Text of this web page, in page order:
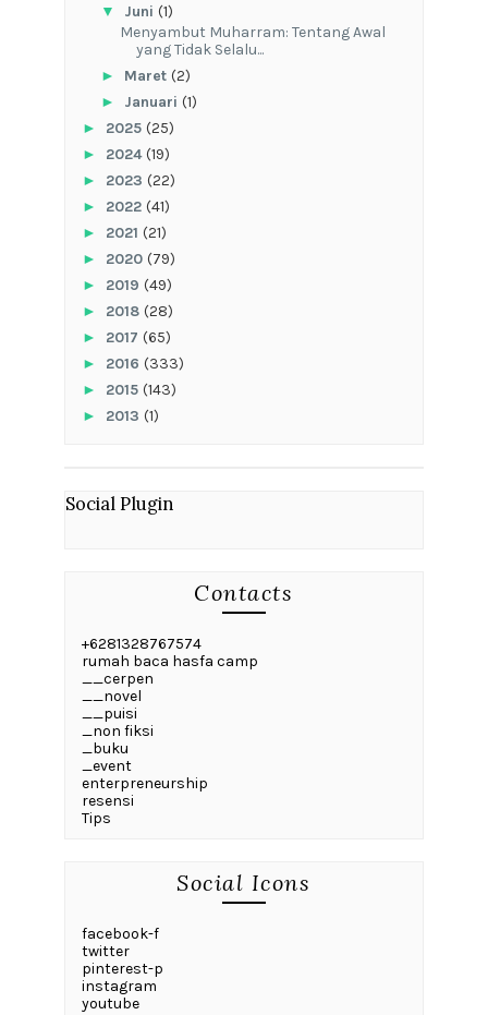
▼ Juni (1)
Menyambut Muharram: Tentang Awal
yang Tidak Selalu...
► Maret (2)
► Januari (1)
► 2025 (25)
► 2024(19)
► 2023 (22)
► 2022 (41)
► 2021 (21)
► 2020 (79)
► 2019 (49)
► 2018 (28)
► 2017 (65)
► 2016 (333)
► 2015 (143)
► 2013 (1)
Social Plugin
Contacts
+6281328767574
rumah baca hasfa camp
__cerpen
__novel
__puisi
_non fiksi
_buku
_event
enterpreneurship
resensi
Tips
Social Icons
facebook-f
twitter
pinterest-p
instagram
youtube